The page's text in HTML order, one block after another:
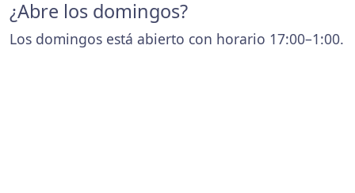
¿Abre los domingos?
Los domingos está abierto con horario 17:00–1:00.